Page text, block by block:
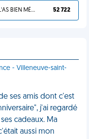
TU L'AS BIEN MÉRITÉ 52 722
- Villeneuve-saint-
ses amis dont c'est
j'ai regardé
cadeaux. Ma
aussi mon